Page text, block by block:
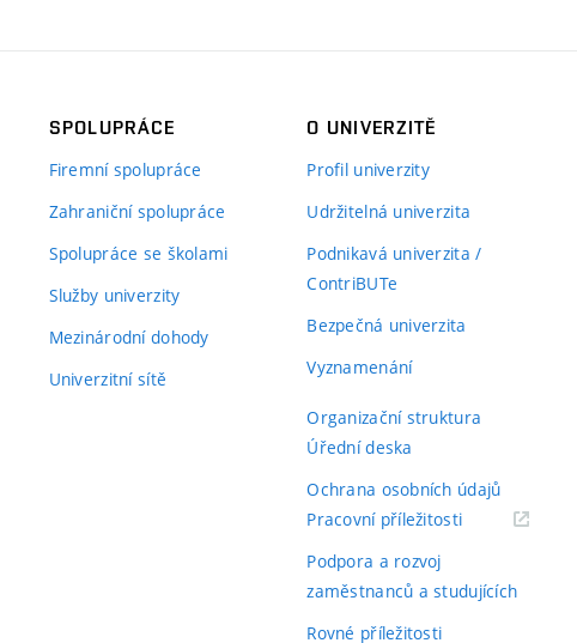
SPOLUPRÁCE
Firemní spolupráce
Zahraniční spolupráce
Spolupráce se školami
Služby univerzity
Mezinárodní dohody
Univerzitní sítě
O UNIVERZITĚ
Profil univerzity
Udržitelná univerzita
Podnikavá univerzita /
ContriBUTe
Bezpečná univerzita
Vyznamenání
Organizační struktura
Úřední deska
Ochrana osobních údajů
Pracovní příležitosti(externí
Podpora a rozvoj
zaměstnanců a studujících
Rovné příležitosti